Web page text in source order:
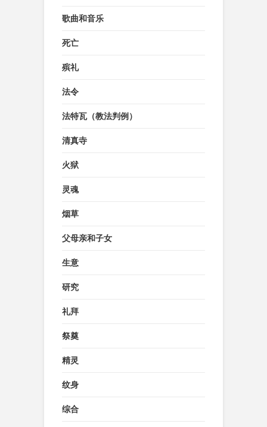
歌曲和音乐
死亡
殡礼
法令
法特瓦（教法判例）
清真寺
火狱
灵魂
烟草
父母亲和子女
生意
研究
礼拜
祭奠
精灵
纹身
综合